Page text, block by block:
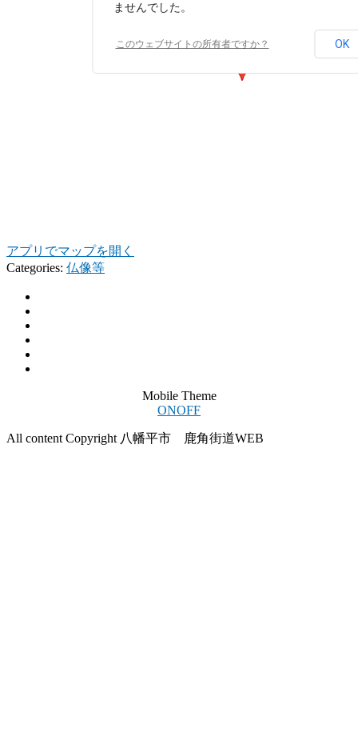
ませんでした。
このウェブサイトの所有者ですか？ OK
アプリでマップを開く
Categories: 仏像等
Mobile Theme
ONOFF
All content Copyright 八幡平市 鹿角街道WEB